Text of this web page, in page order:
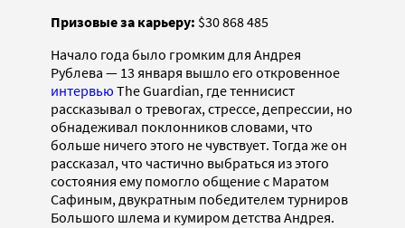
Призовые за карьеру: $30 868 485
Начало года было громким для Андрея
Рублева — 13 января вышло его откровенное
интервью The Guardian, где теннисист
рассказывал о тревогах, стрессе, депрессии, но
обнадеживал поклонников словами, что
больше ничего этого не чувствует. Тогда же он
рассказал, что частично выбраться из этого
состояния ему помогло общение с Маратом
Сафиным, двукратным победителем турниров
Большого шлема и кумиром детства Андрея.